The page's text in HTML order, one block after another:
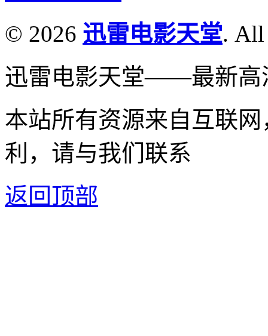
© 2026 迅雷电影天堂. All
迅雷电影天堂——最新高
本站所有资源来自互联
利，请与我们联系
返回顶部